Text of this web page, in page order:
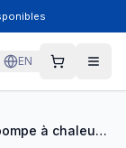
EN
Contrôleur LCD de pompe à chaleur HP50A - HPX95005